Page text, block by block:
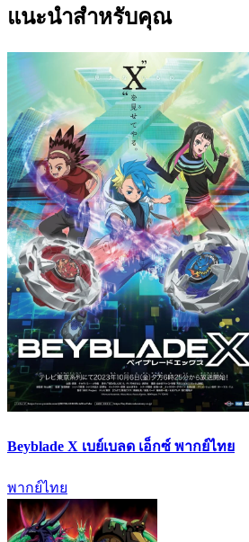
แนะนำสำหรับคุณ
Beyblade X เบย์เบลด เอ็กซ์ พากย์ไทย
พากย์ไทย